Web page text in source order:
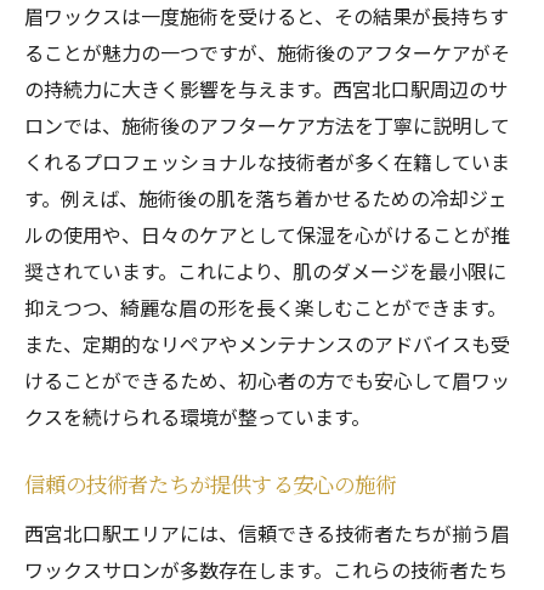
眉ワックスは一度施術を受けると、その結果が長持ちす
ることが魅力の一つですが、施術後のアフターケアがそ
の持続力に大きく影響を与えます。西宮北口駅周辺のサ
ロンでは、施術後のアフターケア方法を丁寧に説明して
くれるプロフェッショナルな技術者が多く在籍していま
す。例えば、施術後の肌を落ち着かせるための冷却ジェ
ルの使用や、日々のケアとして保湿を心がけることが推
奨されています。これにより、肌のダメージを最小限に
抑えつつ、綺麗な眉の形を長く楽しむことができます。
また、定期的なリペアやメンテナンスのアドバイスも受
けることができるため、初心者の方でも安心して眉ワッ
クスを続けられる環境が整っています。
信頼の技術者たちが提供する安心の施術
西宮北口駅エリアには、信頼できる技術者たちが揃う眉
ワックスサロンが多数存在します。これらの技術者たち